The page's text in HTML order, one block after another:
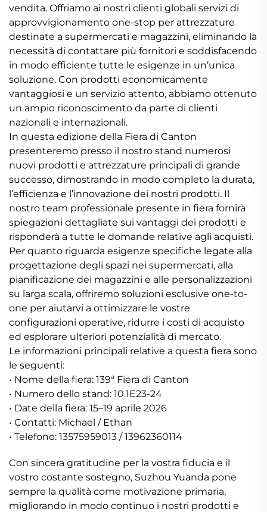
vendita. Offriamo ai nostri clienti globali servizi di
approvvigionamento one-stop per attrezzature
destinate a supermercati e magazzini, eliminando la
necessità di contattare più fornitori e soddisfacendo
in modo efficiente tutte le esigenze in un’unica
soluzione. Con prodotti economicamente
vantaggiosi e un servizio attento, abbiamo ottenuto
un ampio riconoscimento da parte di clienti
nazionali e internazionali.
In questa edizione della Fiera di Canton
presenteremo presso il nostro stand numerosi
nuovi prodotti e attrezzature principali di grande
successo, dimostrando in modo completo la durata,
l’efficienza e l’innovazione dei nostri prodotti. Il
nostro team professionale presente in fiera fornirà
spiegazioni dettagliate sui vantaggi dei prodotti e
risponderà a tutte le domande relative agli acquisti.
Per quanto riguarda esigenze specifiche legate alla
progettazione degli spazi nei supermercati, alla
pianificazione dei magazzini e alle personalizzazioni
su larga scala, offriremo soluzioni esclusive one-to-
one per aiutarvi a ottimizzare le vostre
configurazioni operative, ridurre i costi di acquisto
ed esplorare ulteriori potenzialità di mercato.
Le informazioni principali relative a questa fiera sono
le seguenti:
• Nome della fiera: 139ª Fiera di Canton
• Numero dello stand: 10.1E23-24
• Date della fiera: 15–19 aprile 2026
• Contatti: Michael / Ethan
• Telefono: 13575959013 / 13962360114
Con sincera gratitudine per la vostra fiducia e il
vostro costante sostegno, Suzhou Yuanda pone
sempre la qualità come motivazione primaria,
migliorando in modo continuo i nostri prodotti e